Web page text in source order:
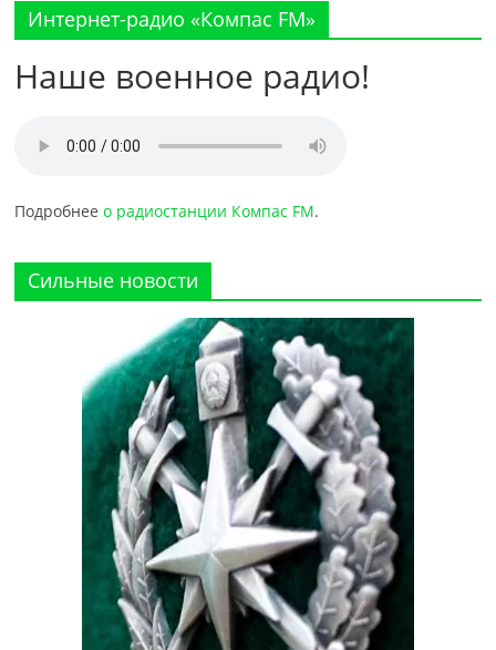
Интернет-радио «Компас FM»
Наше военное радио!
Подробнеео радиостанции Компас FM.
Сильные новости